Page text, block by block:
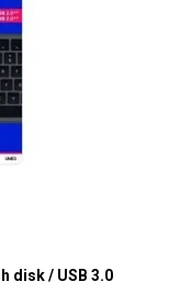
disk / USB 3.0